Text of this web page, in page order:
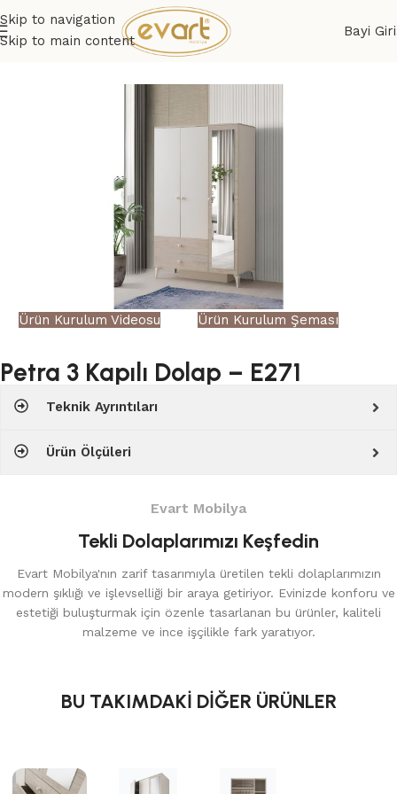
Skip to navigation
Skip to main content
Bayi
Ürün Kurulum Videosu Ürün Kurulum Şeması
Petra 3 Kapılı Dolap – E271
Teknik Ayrıntıları
Ürün Ölçüleri
Evart Mobilya
Tekli Dolaplarımızı Keşfedin
Evart Mobilya'nın zarif tasarımıyla üretilen tekli dolaplarımızın
modern şıklığı ve işlevselliği bir araya getiriyor. Evinizde konforu ve
estetiği buluşturmak için özenle tasarlanan bu ürünler, kaliteli
malzeme ve ince işçilikle fark yaratıyor.
BU TAKIMDAKİ DİĞER ÜRÜNLER